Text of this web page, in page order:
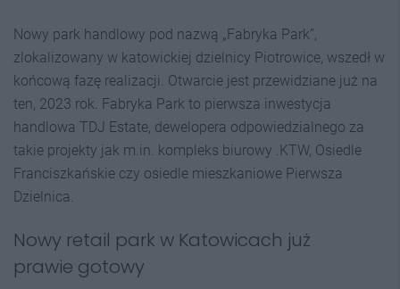
Nowy park handlowy pod nazwą „Fabryka Park”,
zlokalizowany w katowickiej dzielnicy Piotrowice, wszedł w
końcową fazę realizacji. Otwarcie jest przewidziane już na
ten, 2023 rok. Fabryka Park to pierwsza inwestycja
handlowa TDJ Estate, dewelopera odpowiedzialnego za
takie projekty jak m.in. kompleks biurowy .KTW, Osiedle
Franciszkańskie czy osiedle mieszkaniowe Pierwsza
Dzielnica.
Nowy retail park w Katowicach już
prawie gotowy